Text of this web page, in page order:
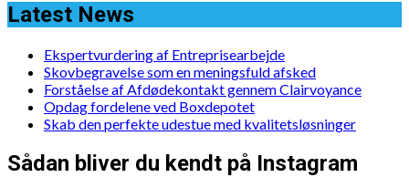
Latest News
Ekspertvurdering af Entreprisearbejde
Skovbegravelse som en meningsfuld afsked
Forståelse af Afdødekontakt gennem Clairvoyance
Opdag fordelene ved Boxdepotet
Skab den perfekte udestue med kvalitetsløsninger
Sådan bliver du kendt på Instagram